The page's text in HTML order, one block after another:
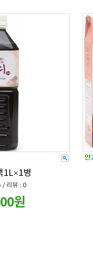
1L×1병
/ 리뷰 : 0
원